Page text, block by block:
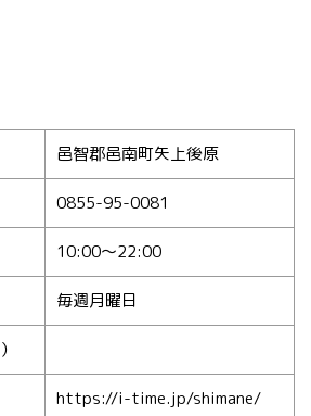
邑智郡邑南町矢上後原
0855-95-0081
10:00～22:00
毎週月曜日
https://i-time.jp/shimane/